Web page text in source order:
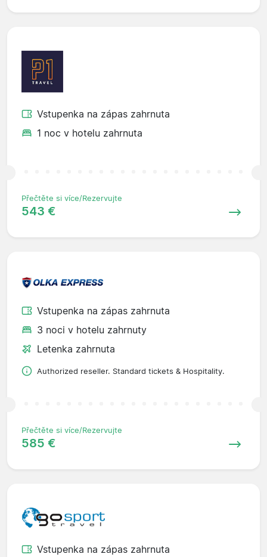
Vstupenka na zápas zahrnuta
1 noc v hotelu zahrnuta
Přečtěte si více/Rezervujte
543 €
Vstupenka na zápas zahrnuta
3 noci v hotelu zahrnuty
Letenka zahrnuta
Authorized reseller. Standard tickets & Hospitality.
Přečtěte si více/Rezervujte
585 €
Vstupenka na zápas zahrnuta